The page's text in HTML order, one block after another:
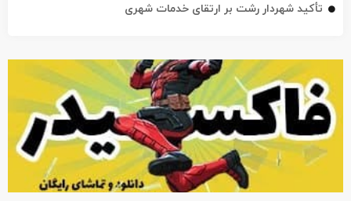
تأکید شهردار رشت بر ارتقای خدمات شهری